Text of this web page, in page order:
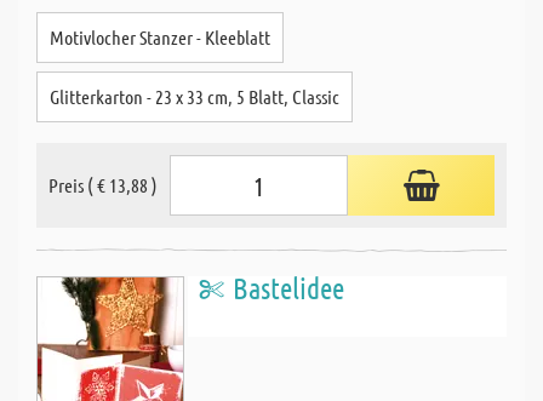
Motivlocher Stanzer - Kleeblatt
Glitterkarton - 23 x 33 cm, 5 Blatt, Classic
Preis ( € 13,88 )
Bastelidee